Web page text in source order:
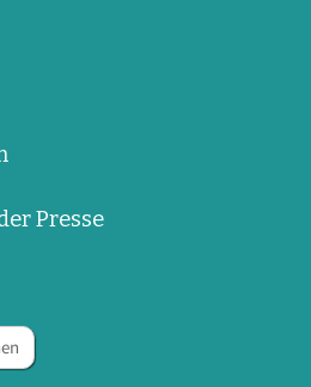
Presse